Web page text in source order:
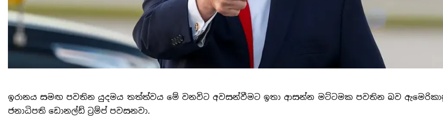
ඉරානය සමඟ පවතින යුදමය තත්ත්වය මේ වනවිට අවසන්වීමට ඉතා ආසන්න මට්ටමක පවතින බව
ජනාධිපති ඩොනල්ඩ් ට්‍රම්ප් පවසනවා.